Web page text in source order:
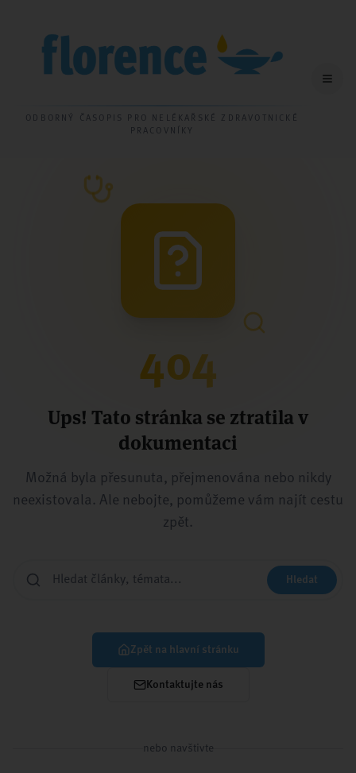
ODBORNÝ ČASOPIS PRO NELÉKAŘSKÉ ZDRAVOTNICKÉ
PRACOVNÍKY
404
Ups! Tato stránka se ztratila v
dokumentaci
Možná byla přesunuta, přejmenována nebo nikdy
neexistovala. Ale nebojte, pomůžeme vám najít cestu
zpět.
Hledat
Zpět na hlavní stránku
Kontaktujte nás
nebo navštivte